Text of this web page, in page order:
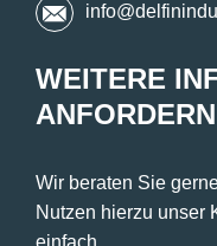
WEITERE
ANFORDERN
Wir beraten Sie
Nutzen hierzu unser
einfach